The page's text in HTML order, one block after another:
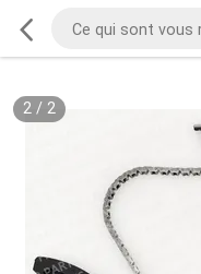
2/ 2